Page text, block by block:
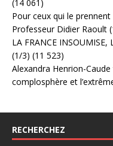
(14 061)
Pour ceux qui le
Professeur Didier Raoult
LA FRANCE INSOUMISE,
(1/3) (11 523)
Alexandra Henrion-
complosphère et
RECHERCHEZ